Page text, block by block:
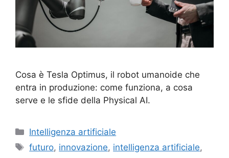
Cosa è Tesla Optimus, il robot umanoide che
entra in produzione: come funziona, a cosa
serve e le sfide della Physical AI.
Categorie
Intelligenza artificiale
Tag
futuro, innovazione, intelligenza artificiale,